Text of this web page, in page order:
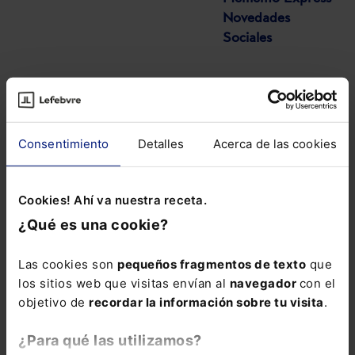
Consentimiento Detalles Acerca de las cookies
Cookies! Ahí va nuestra receta.
¿Qué es una cookie?
Las cookies son pequeños fragmentos de texto que
los sitios web que visitas envían al navegador con el
objetivo de recordar la información sobre tu visita.
¿Para qué las utilizamos?
Novedades
Sociales
COMENTARIOS